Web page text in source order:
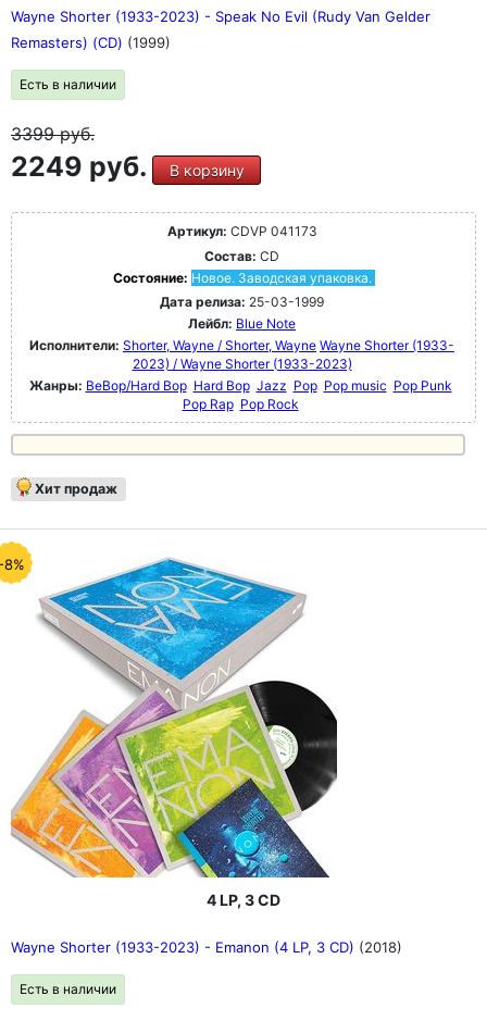
Wayne Shorter (1933-2023) - Speak No Evil (Rudy Van Gelder
Remasters) (CD) (1999)
Есть в наличии
3399руб.
2249 руб. В корзину
Артикул: CDVP 041173
Состав: CD
Состояние: Новое. Заводская упаковка.
Дата релиза: 25-03-1999
Лейбл: Blue Note
Исполнители: Shorter, Wayne / Shorter, Wayne Wayne Shorter (1933-
2023) / Wayne Shorter (1933-2023)
Жанры: BeBop/Hard Bop Hard Bop Jazz Pop Pop music Pop Punk
Pop Rap Pop Rock
Хит продаж
8%
4 LP, 3 CD
Wayne Shorter (1933-2023) - Emanon (4 LP, 3 CD) (2018)
Есть в наличии